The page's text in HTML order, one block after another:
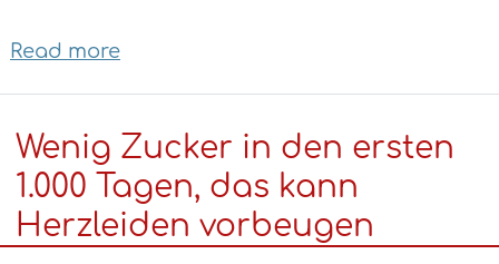
Read more
Vergangenheit
Warum
Nostalgie
Wenig Zucker in den ersten
1.000 Tagen, das kann
Herzleiden vorbeugen